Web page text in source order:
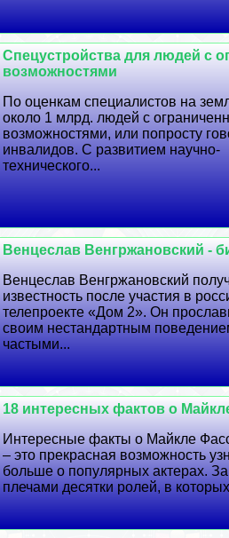
Спецустройства для людей с
возможностями
По оценкам специалистов на
около 1 млрд. людей с
возможностями, или попросту
инвалидов. С развитием научно-
технического...
Венцеслав Венгржановский -
Венцеслав Венгржановский
известность после участия в
телепроекте «Дом 2». Он
своим нестандартным
частыми...
18 интересных фактов о
Интересные факты о Майкле
– это прекрасная возможность
больше о популярных актерах. За
плечами десятки ролей, в